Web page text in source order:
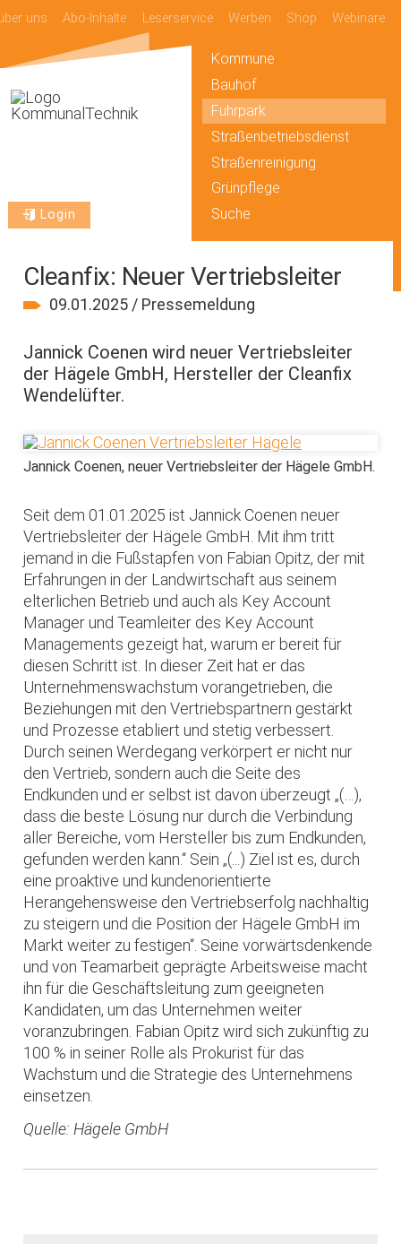
uns Abo-Inhalte Leserservice Werben Shop Webinare
Login
Kommune
Bauhof
Fuhrpark
Straßenbetriebsdienst
Straßenreinigung
Grünpflege
Suche
Cleanfix: Neuer Vertriebsleiter
09.01.2025 / Pressemeldung
Jannick Coenen wird neuer Vertriebsleiter
der Hägele GmbH, Hersteller der Cleanfix
Wendelüfter.
Jannick Coenen, neuer Vertriebsleiter der Hägele GmbH.
Seit dem 01.01.2025 ist Jannick Coenen neuer
Vertriebsleiter der Hägele GmbH. Mit ihm tritt
jemand in die Fußstapfen von Fabian Opitz, der mit
Erfahrungen in der Landwirtschaft aus seinem
elterlichen Betrieb und auch als Key Account
Manager und Teamleiter des Key Account
Managements gezeigt hat, warum er bereit für
diesen Schritt ist. In dieser Zeit hat er das
Unternehmenswachstum vorangetrieben, die
Beziehungen mit den Vertriebspartnern gestärkt
und Prozesse etabliert und stetig verbessert.
Durch seinen Werdegang verkörpert er nicht nur
den Vertrieb, sondern auch die Seite des
Endkunden und er selbst ist davon überzeugt „(…),
dass die beste Lösung nur durch die Verbindung
aller Bereiche, vom Hersteller bis zum Endkunden,
gefunden werden kann.“ Sein „(...) Ziel ist es, durch
eine proaktive und kundenorientierte
Herangehensweise den Vertriebserfolg nachhaltig
zu steigern und die Position der Hägele GmbH im
Markt weiter zu festigen“. Seine vorwärtsdenkende
und von Teamarbeit geprägte Arbeitsweise macht
ihn für die Geschäftsleitung zum geeigneten
Kandidaten, um das Unternehmen weiter
voranzubringen. Fabian Opitz wird sich zukünftig zu
100 % in seiner Rolle als Prokurist für das
Wachstum und die Strategie des Unternehmens
einsetzen.
Quelle: Hägele GmbH